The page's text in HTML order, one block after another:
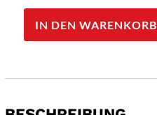
Cup
296ml,
IN DEN WARENKORB